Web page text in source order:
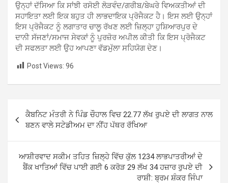
ਉਨ੍ਹਾਂ ਦੱਸਿਆ ਕਿ ਸਾਂਝੀ ਰਸੋਈ ਲੋੜਵੰਦ/ਗਰੀਬ/ਬੇਘਰੇ ਵਿਅਕਤੀਆਂ ਦੀ
ਸਹਾਇਤਾ ਲਈ ਇਕ ਬਹੁਤ ਹੀ ਲਾਭਦਾਇਕ ਪ੍ਰੋਜੈਕਟ ਹੈ। ਇਸ ਲਈ ਉਨ੍ਹਾਂ
ਇਸ ਪ੍ਰੋਜੈਕਟ ਨੂੰ ਲਗਾਤਾਰ ਚਾਲੂ ਰੱਖਣ ਲਈ ਜ਼ਿਲ੍ਹਾ ਹੁਸ਼ਿਆਰਪੁਰ ਦੇ
ਦਾਨੀ ਸੱਜਣਾਂ/ਸਮਾਜ ਸੇਵਕਾਂ ਨੂੰ ਪੁਰਜ਼ੋਰ ਅਪੀਲ ਕੀਤੀ ਕਿ ਇਸ ਪ੍ਰੋਜੈਕਟ
ਦੀ ਸਫਲਤਾ ਲਈ ਉਹ ਆਪਣਾ ਵੱਡਮੁੱਲਾ ਸਹਿਯੋਗ ਦੇਣ।
Post Views: 96
Post
navigation
ਕੈਬਨਿਟ ਮੰਤਰੀ ਨੇ ਪਿੰਡ ਚੌਹਾਲ ਵਿਚ 22.77 ਲੱਖ ਰੁਪਏ ਦੀ ਲਾਗਤ ਨਾਲ
ਬਣਨ ਵਾਲੇ ਸਟੇਡੀਅਮ ਦਾ ਨੀਂਹ ਪੱਥਰ ਰੱਖਿਆ
ਆਸ਼ੀਰਵਾਦ ਸਕੀਮ ਤਹਿਤ ਜ਼ਿਲ੍ਹੇ ਵਿੱਚ ਕੁੱਲ 1234 ਲਾਭਪਾਤਰੀਆਂ ਦੇ
ਬੈਂਕ ਖਾਤਿਆਂ ਵਿੱਚ ਪਾਈ ਗਈ 6 ਕਰੋੜ 29 ਲੱਖ 34 ਹਜ਼ਾਰ ਰੁਪਏ ਦੀ
ਰਾਸ਼ੀ: ਬ੍ਰਮ ਸ਼ੰਕਰ ਜਿੰਪਾ